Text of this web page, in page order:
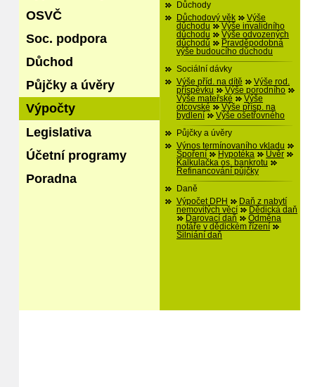
OSVČ
Soc. podpora
Důchod
Půjčky a úvěry
Výpočty
Legislativa
Účetní programy
Poradna
Důchody
Důchodový věk
Výše
důchodu
Výše invalidního
důchodu
Výše odvozených
důchodů
Pravděpodobná
výše budoucího důchodu
Sociální dávky
Výše příd. na dítě
Výše rod.
příspěvku
Výše porodního
Výše mateřské
Výše
otcovské
Výše přísp. na
bydlení
Výše ošetřovného
Půjčky a úvěry
Výnos termínovaního vkladu
Spoření
Hypotéka
Úvěr
Kalkulačka os. bankrotu
Refinancování půjčky
Daně
Výpočet DPH
Daň z nabytí
nemovitých věcí
Dědická daň
Darovací daň
Odměna
notáře v dědickém řízení
Silniání daň